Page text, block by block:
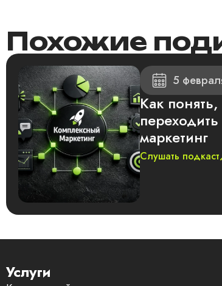
Похожие
5
Как
маркетинг
Слушать подкаст
Услуги